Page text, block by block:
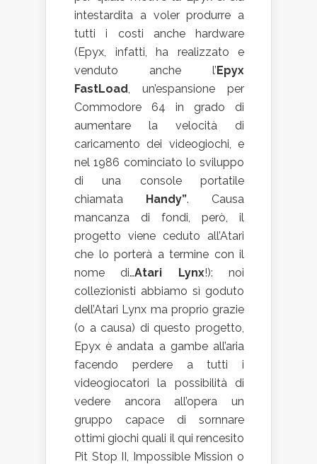
intestardita a voler produrre a
tutti i costi anche hardware
(Epyx, infatti, ha realizzato e
venduto anche l’Epyx
FastLoad, un’espansione per
Commodore 64 in grado di
aumentare la velocità di
caricamento dei videogiochi, e
nel 1986 cominciato lo sviluppo
di una console portatile
chiamata Handy”. Causa
mancanza di fondi, però, il
progetto viene ceduto all’Atari
che lo porterà a termine con il
nome di…Atari Lynx!): noi
collezionisti abbiamo sì goduto
dell’Atari Lynx ma proprio grazie
(o a causa) di questo progetto,
Epyx è andata a gambe all’aria
facendo perdere a tutti i
videogiocatori la possibilità di
vedere ancora all’opera un
gruppo capace di sornnare
ottimi giochi quali il qui rencesito
Pit Stop II, Impossible Mission o